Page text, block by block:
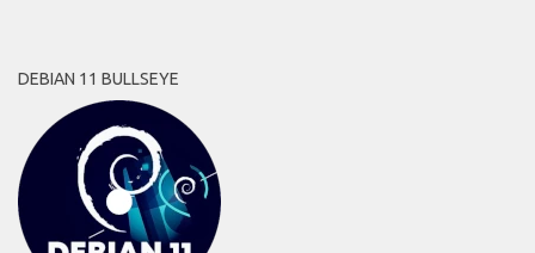
DEBIAN 11 BULLSEYE